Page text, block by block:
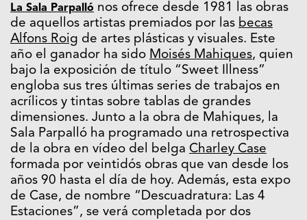
La Sala Parpalló nos ofrece desde 1981 las obras
de aquellos artistas premiados por las becas
Alfons Roig de artes plásticas y visuales. Este
año el ganador ha sido Moisés Mahiques, quien
bajo la exposición de título “Sweet Illness”
engloba sus tres últimas series de trabajos en
acrílicos y tintas sobre tablas de grandes
dimensiones. Junto a la obra de Mahiques, la
Sala Parpalló ha programado una retrospectiva
de la obra en vídeo del belga Charley Case
formada por veintidós obras que van desde los
años 90 hasta el día de hoy. Además, esta expo
de Case, de nombre “Descuadratura: Las 4
Estaciones”, se verá completada por dos